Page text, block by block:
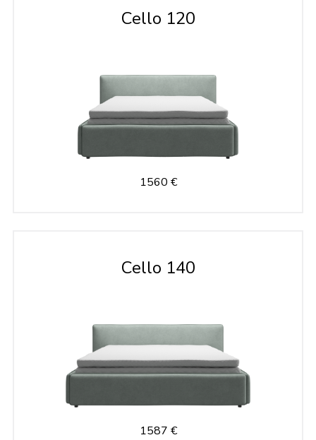
Cello 120
1560 €
Cello 140
1587 €